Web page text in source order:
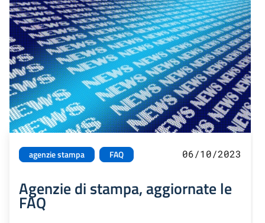
agenzie stampa FAQ 06/10/2023
Agenzie di stampa, aggiornate le
FAQ